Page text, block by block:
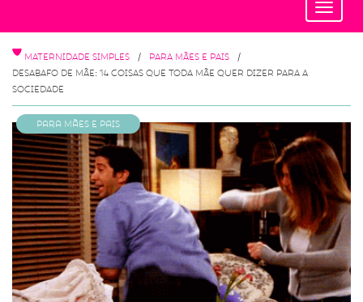
Toggle
MATERNIDADE SIMPLES
PARA MÃES E PAIS
DESABAFO DE MÃE: 14 COISAS QUE TODA MÃE QUER DIZER PARA A
SOCIEDADE
Para Mães e Pais